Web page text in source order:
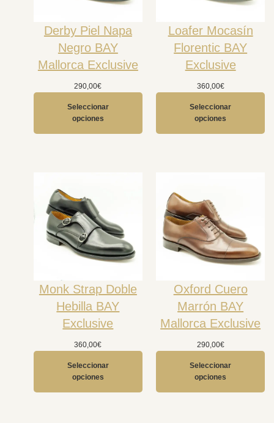
Derby Piel Napa
Negro BAY
Mallorca Exclusive
290,00€
Seleccionar
opciones
Loafer Mocasín
Florentic BAY
Exclusive
360,00€
Seleccionar
opciones
Monk Strap Doble
Hebilla BAY
Exclusive
360,00€
Seleccionar
opciones
Oxford Cuero
Marrón BAY
Mallorca Exclusive
290,00€
Seleccionar
opciones